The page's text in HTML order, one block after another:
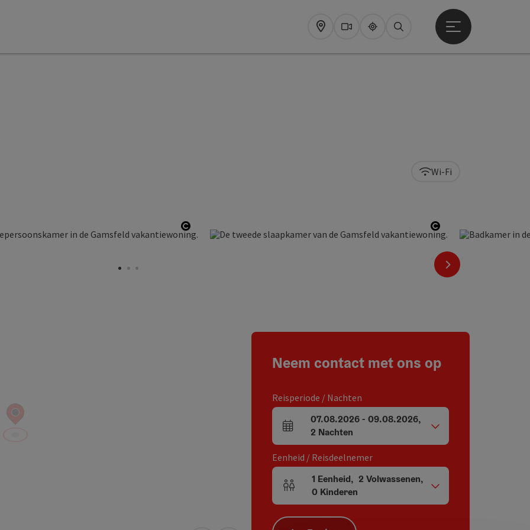
Map WebcamsUpperguide
Zoeken
Startmenu openen
Start Copyright Start Copyright
nächstes Element
Wi-Fi
Neem contact met ons op
Reisperiode / Nachten
Velden voor aankomst en vertrek
07.08.2026- 09.08.2026,
2 Nachten
Eenheid / Reisdeelnemer
Aantal eenheden en persoonsvelden
1 Eenheid, 2 Volwassenen,
0 Kinderen